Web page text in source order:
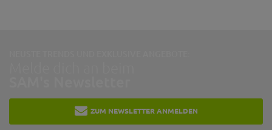
ZUM NEWSLETTER ANMELDEN